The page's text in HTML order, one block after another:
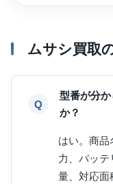
ムサシ買取
型番が分
か？
はい。商品
力、バッ
量、対応面